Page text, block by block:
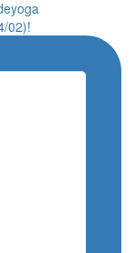
02)!